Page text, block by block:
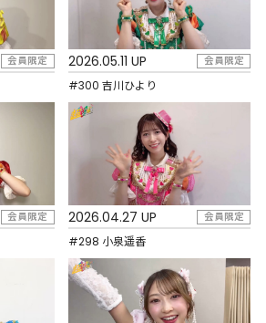
会員限定 2026.05.11 UP 会員限定
#300 吉川ひより
会員限定 2026.04.27 UP 会員限定
#298 小泉遥香